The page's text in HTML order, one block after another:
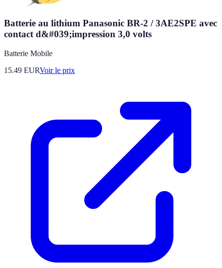
Batterie au lithium Panasonic BR-2 / 3AE2SPE avec
contact d&#039;impression 3,0 volts
Batterie Mobile
15.49 EURVoir le prix